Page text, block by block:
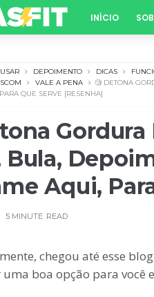
INÍCIO
DEPOIMENTO DICAS
VALE A PENA
🧐 DETONA
QUE SERVE [RESENHA]
Bula,
Aqui,
5 MINUTE READ
chegou até esse
uma boa opção para você